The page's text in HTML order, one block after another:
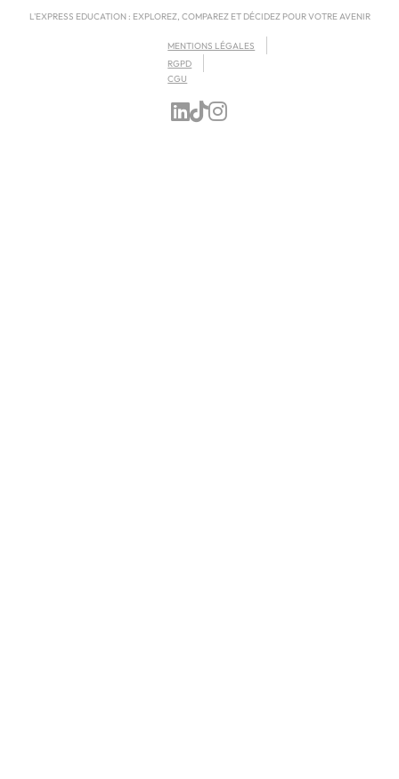
L'EXPRESS EDUCATION : EXPLOREZ, COMPAREZ ET DÉCIDEZ POUR VOTRE AVENIR
MENTIONS LÉGALES
RGPD
CGU